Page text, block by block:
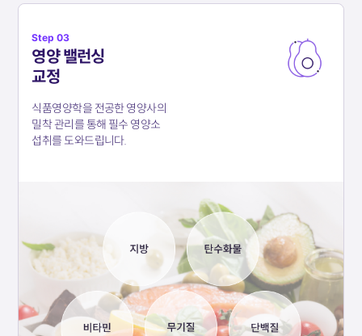
Step 03
영양 밸런싱
교정
식품영양학을 전공한 영양사의
밀착 관리를 통해 필수 영양소
섭취를 도와드립니다.